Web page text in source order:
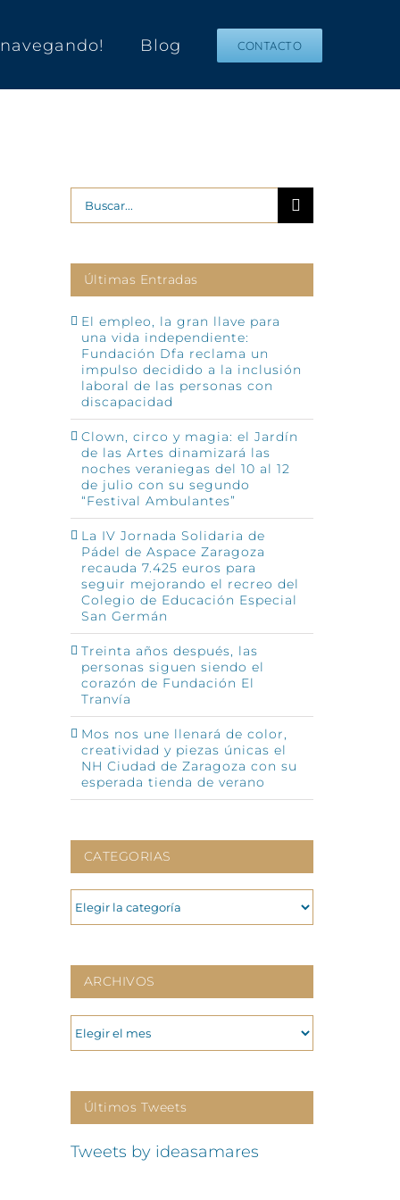
navegando! Blog CONTACTO
Buscar:
Últimas Entradas
El empleo, la gran llave para
una vida independiente:
Fundación Dfa reclama un
impulso decidido a la inclusión
laboral de las personas con
discapacidad
Clown, circo y magia: el Jardín
de las Artes dinamizará las
noches veraniegas del 10 al 12
de julio con su segundo
“Festival Ambulantes”
La IV Jornada Solidaria de
Pádel de Aspace Zaragoza
recauda 7.425 euros para
seguir mejorando el recreo del
Colegio de Educación Especial
San Germán
Treinta años después, las
personas siguen siendo el
corazón de Fundación El
Tranvía
Mos nos une llenará de color,
creatividad y piezas únicas el
NH Ciudad de Zaragoza con su
esperada tienda de verano
CATEGORIAS
CATEGORIAS
ARCHIVOS
ARCHIVOS
Últimos Tweets
Tweets by ideasamares